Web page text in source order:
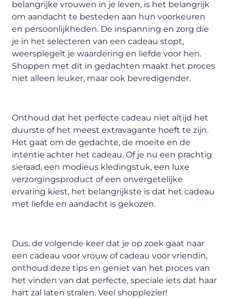
belangrijke vrouwen in je leven, is het belangrijk
om aandacht te besteden aan hun voorkeuren
en persoonlijkheden. De inspanning en zorg die
je in het selecteren van een cadeau stopt,
weerspiegelt je waardering en liefde voor hen.
Shoppen met dit in gedachten maakt het proces
niet alleen leuker, maar ook bevredigender.
Onthoud dat het perfecte cadeau niet altijd het
duurste of het meest extravagante hoeft te zijn.
Het gaat om de gedachte, de moeite en de
intentie achter het cadeau. Of je nu een prachtig
sieraad, een modieus kledingstuk, een luxe
verzorgingsproduct of een onvergetelijke
ervaring kiest, het belangrijkste is dat het cadeau
met liefde en aandacht is gekozen.
Dus, de volgende keer dat je op zoek gaat naar
een cadeau voor vrouw of cadeau voor vriendin,
onthoud deze tips en geniet van het proces van
het vinden van dat perfecte, speciale iets dat haar
hart zal laten stralen. Veel shopplezier!